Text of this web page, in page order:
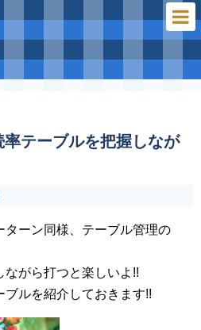
テーブルを把握しなが
ターン同様、テーブル管理の
がら打つと楽しいよ!!
ブルを紹介しておきます!!